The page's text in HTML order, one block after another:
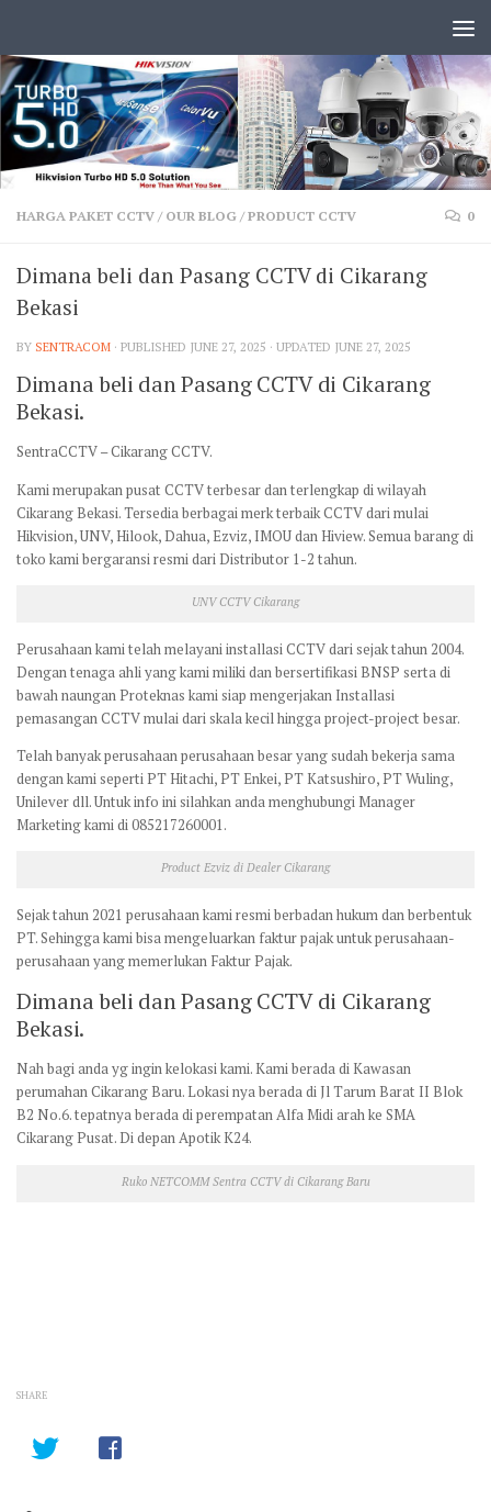
HARGA PAKET CCTV/ OUR BLOG/PRODUCT CCTV 0
Dimana beli dan Pasang CCTV di Cikarang
Bekasi
BY SENTRACOM · PUBLISHED JUNE 27, 2025 · UPDATED JUNE 27, 2025
Dimana beli dan Pasang CCTV di Cikarang
Bekasi.
SentraCCTV – Cikarang CCTV.
Kami merupakan pusat CCTV terbesar dan terlengkap di wilayah
Cikarang Bekasi. Tersedia berbagai merk terbaik CCTV dari mulai
Hikvision, UNV, Hilook, Dahua, Ezviz, IMOU dan Hiview. Semua barang di
toko kami bergaransi resmi dari Distributor 1-2 tahun.
UNV CCTV Cikarang
Perusahaan kami telah melayani installasi CCTV dari sejak tahun 2004.
Dengan tenaga ahli yang kami miliki dan bersertifikasi BNSP serta di
bawah naungan Proteknas kami siap mengerjakan Installasi
pemasangan CCTV mulai dari skala kecil hingga project-project besar.
Telah banyak perusahaan perusahaan besar yang sudah bekerja sama
dengan kami seperti PT Hitachi, PT Enkei, PT Katsushiro, PT Wuling,
Unilever dll. Untuk info ini silahkan anda menghubungi Manager
Marketing kami di 085217260001.
Product Ezviz di Dealer Cikarang
Sejak tahun 2021 perusahaan kami resmi berbadan hukum dan berbentuk
PT. Sehingga kami bisa mengeluarkan faktur pajak untuk perusahaan-
perusahaan yang memerlukan Faktur Pajak.
Dimana beli dan Pasang CCTV di Cikarang
Bekasi.
Nah bagi anda yg ingin kelokasi kami. Kami berada di Kawasan
perumahan Cikarang Baru. Lokasi nya berada di Jl Tarum Barat II Blok
B2 No.6. tepatnya berada di perempatan Alfa Midi arah ke SMA
Cikarang Pusat. Di depan Apotik K24.
Ruko NETCOMM Sentra CCTV di Cikarang Baru
SHARE